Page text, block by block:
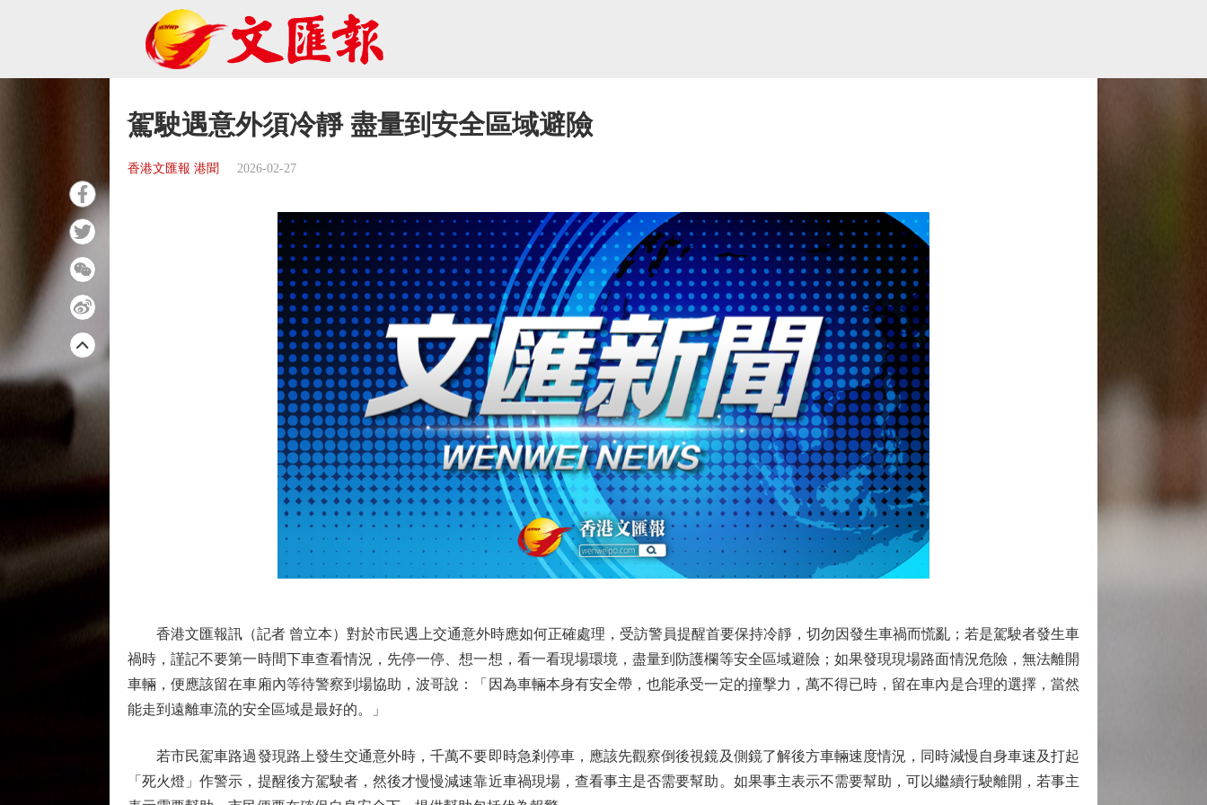
駕駛遇意外須冷靜 盡量到安全區域避險
香港文匯報 港聞 2026-02-27
香港文匯報訊（記者 曾立本）對於市民遇上交通意外時應如何正確處理，受訪警員提醒首要保持冷靜，切勿因發生車禍而慌亂；若是駕駛者發生車
禍時，謹記不要第一時間下車查看情況，先停一停、想一想，看一看現場環境，盡量到防護欄等安全區域避險；如果發現現場路面情況危險，無法離開
車輛，便應該留在車廂內等待警察到場協助，波哥說：「因為車輛本身有安全帶，也能承受一定的撞擊力，萬不得已時，留在車內是合理的選擇，當然
能走到遠離車流的安全區域是最好的。」
若市民駕車路過發現路上發生交通意外時，千萬不要即時急剎停車，應該先觀察倒後視鏡及側鏡了解後方車輛速度情況，同時減慢自身車速及打起
「死火燈」作警示，提醒後方駕駛者，然後才慢慢減速靠近車禍現場，查看事主是否需要幫助。如果事主表示不需要幫助，可以繼續行駛離開，若事主